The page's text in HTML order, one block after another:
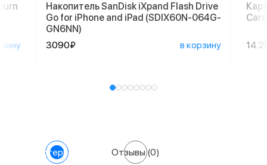
Накопитель SanDisk iXpand Flash Drive
Go for iPhone and iPad (SDIX60N-064G-
GN6NN)
3090₽
в корзину 14
Характеристики Отзывы(0)